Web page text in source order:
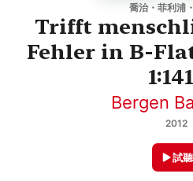
喬治・菲利浦
Trifft
Fehler in B-
Bergen
2012
試聽